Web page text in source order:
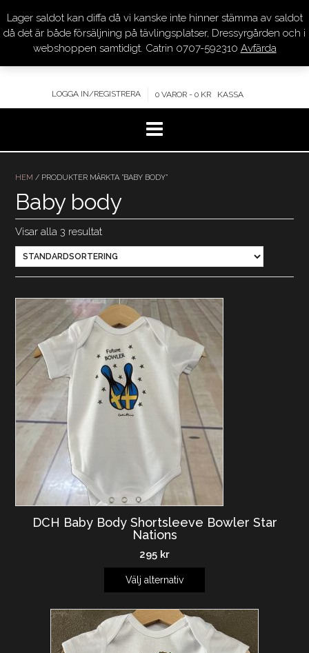
innehåll
DRESSYR.COM
KVALITET – KOMPETENS – SERVICE
LOGGA IN/REGISTRERA 0 VAROR - 0 KR KASSA
HEM / PRODUKTER MÄRKTA ”BABY BODY”
Baby body
Visar alla 3 resultat
DCH Baby Body Shortsleeve Bowler Star
Nations
295 kr
Välj alternativ
Lager saldot kan diffa då vi kanske inte hinner stämma av saldot
då det är både försäljning på tävlingsplatser, Dressyrgården och i
webshoppen samtidigt. Catrin 0707-592310 Avfärda